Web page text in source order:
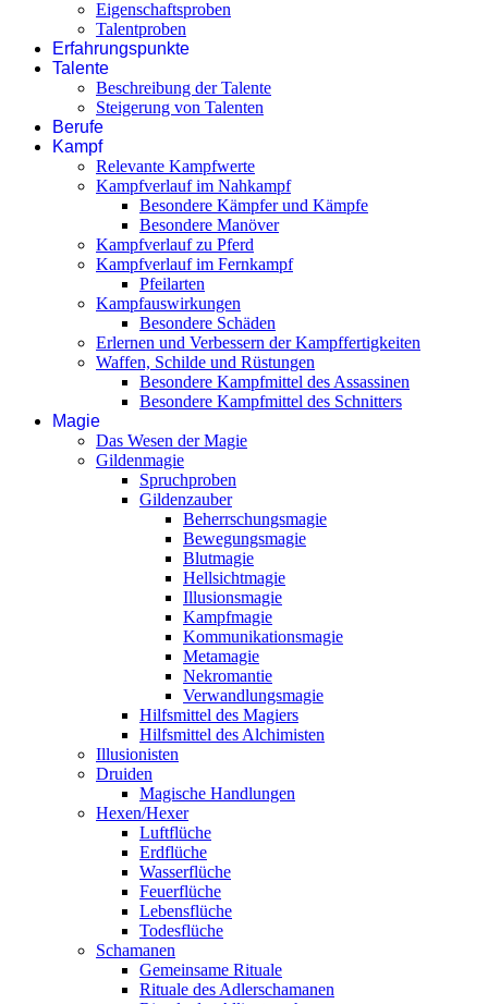
Eigenschaftsproben
Talentproben
Erfahrungspunkte
Talente
Beschreibung der Talente
Steigerung von Talenten
Berufe
Kampf
Relevante Kampfwerte
Kampfverlauf im Nahkampf
Besondere Kämpfer und Kämpfe
Besondere Manöver
Kampfverlauf zu Pferd
Kampfverlauf im Fernkampf
Pfeilarten
Kampfauswirkungen
Besondere Schäden
Erlernen und Verbessern der Kampffertigkeiten
Waffen, Schilde und Rüstungen
Besondere Kampfmittel des Assassinen
Besondere Kampfmittel des Schnitters
Magie
Das Wesen der Magie
Gildenmagie
Spruchproben
Gildenzauber
Beherrschungsmagie
Bewegungsmagie
Blutmagie
Hellsichtmagie
Illusionsmagie
Kampfmagie
Kommunikationsmagie
Metamagie
Nekromantie
Verwandlungsmagie
Hilfsmittel des Magiers
Hilfsmittel des Alchimisten
Illusionisten
Druiden
Magische Handlungen
Hexen/Hexer
Luftflüche
Erdflüche
Wasserflüche
Feuerflüche
Lebensflüche
Todesflüche
Schamanen
Gemeinsame Rituale
Rituale des Adlerschamanen